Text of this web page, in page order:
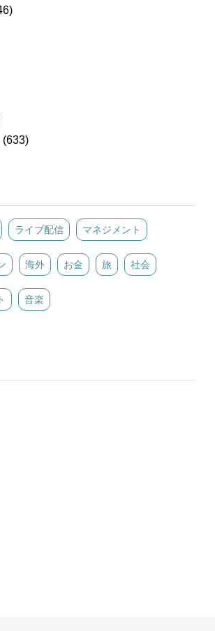
(633)
ライブ配信 マネジメント
海外 お金 旅 社会
音楽